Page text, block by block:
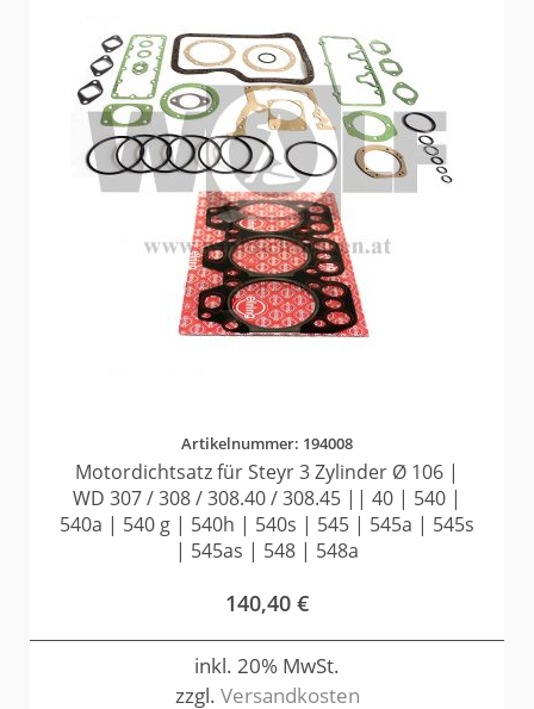
Artikelnummer: 194008
Motordichtsatz für Steyr 3 Zylinder Ø 106 |
WD 307 / 308 / 308.40 / 308.45 || 40 | 540 |
540a | 540 g | 540h | 540s | 545 | 545a | 545s
| 545as | 548 | 548a
140,40 €
inkl. 20% MwSt.
zzgl. Versandkosten